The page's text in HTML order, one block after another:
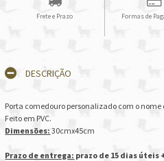
Frete e Prazo Formas de
DESCRIÇÃO
Porta comedouro personalizado com o nome
Feito em PVC.
Dimensões: 30cmx45cm
Prazo de entrega: prazo de 15 dias úteis